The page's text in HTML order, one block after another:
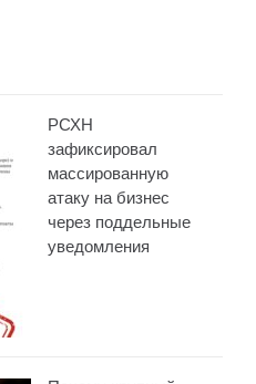
РСХН
зафиксировал
массированную
атаку на бизнес
через поддельные
уведомления